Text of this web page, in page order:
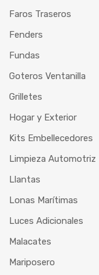
Faros Traseros
Fenders
Fundas
Goteros Ventanilla
Grilletes
Hogar y Exterior
Kits Embellecedores
Limpieza Automotriz
Llantas
Lonas Marítimas
Luces Adicionales
Malacates
Mariposero